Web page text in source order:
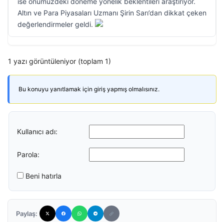
Altın ve Para Piyasaları Uzmanı Şirin Sarı’dan dikkat çeken
değerlendirmeler geldi.
1 yazı görüntüleniyor (toplam 1)
Bu konuyu yanıtlamak için giriş yapmış olmalısınız.
Kullanıcı adı:
Parola:
Beni hatırla
Paylaş: